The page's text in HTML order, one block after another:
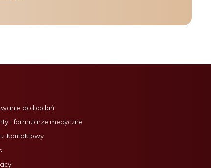
do badań
i formularze medyczne
kontaktowy